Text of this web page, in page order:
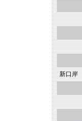
新口岸